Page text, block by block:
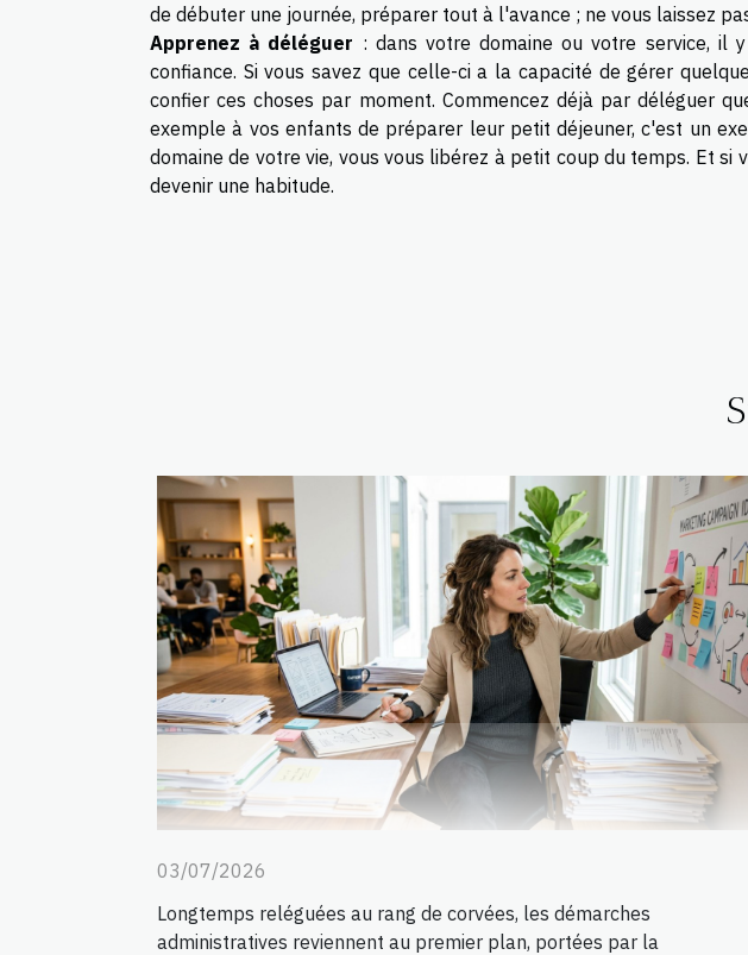
de débuter une journée, préparer tout à l'avance ; ne vous laissez
Apprenez à déléguer : dans votre domaine ou votre service, il
confiance. Si vous savez que celle-ci a la capacité de gérer
confier ces choses par moment. Commencez déjà par déléguer
exemple à vos enfants de préparer leur petit déjeuner, c'est un
domaine de votre vie, vous vous libérez à petit coup du temps. Et
devenir une habitude.
03/07/2026
Longtemps reléguées au rang de corvées, les démarches
administratives reviennent au premier plan, portées par la